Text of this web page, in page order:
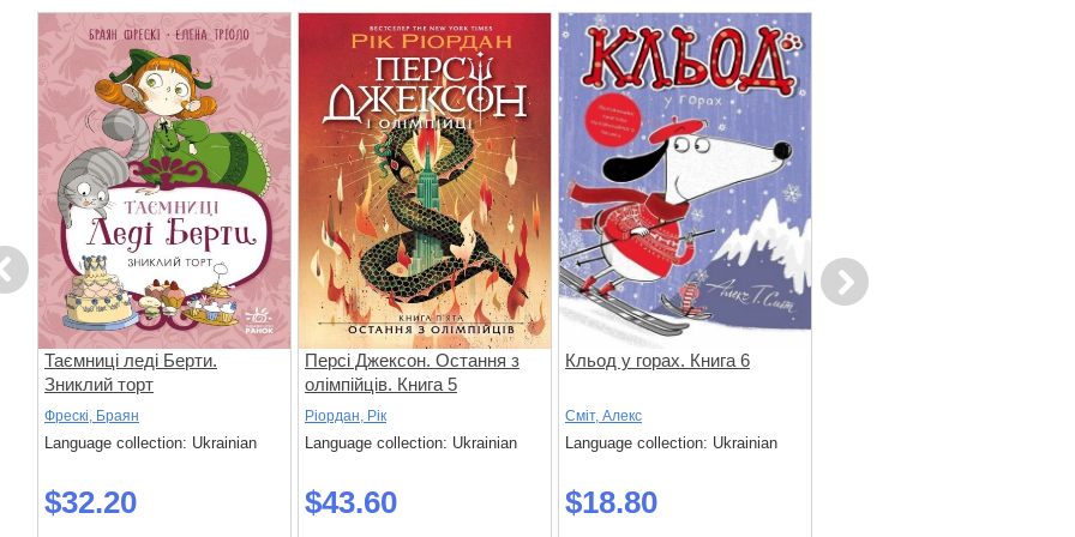
Таємниці леді Берти.
Зниклий торт
Фрескі, Браян
Language collection: Ukrainian
$32.20
Персі Джексон. Остання з
олімпійців. Книга 5
Ріордан, Рік
Language collection: Ukrainian
$43.60
Кльод у горах. Книга 6
Сміт, Алекс
Language collection: Ukrainian
$18.80
Next